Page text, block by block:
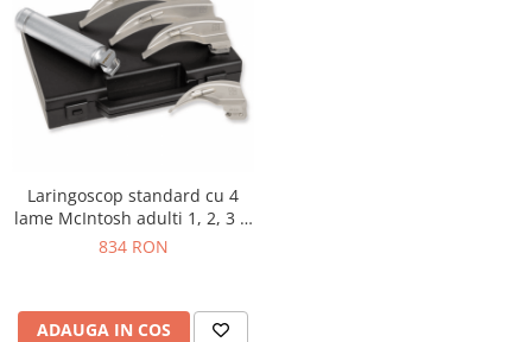
Laringoscop standard cu 4
lame McIntosh adulti 1, 2, 3 si
4
834 RON
ADAUGA IN COS